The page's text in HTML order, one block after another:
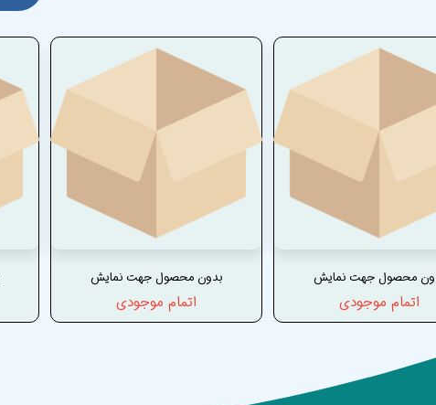
بدون محصول جهت نمایش
اتمام موجودی
محصول جهت نمایش
اتمام موجودی